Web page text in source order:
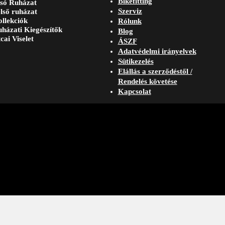
Ruházat
ruházat
Kiegészítők
Viselet
Szerviz
Rólunk
Blog
ÁSZF
Adatvédelmi irányelvek
Sütikezelés
Elállás a szerződéstől /
Rendelés követése
Kapcsolat